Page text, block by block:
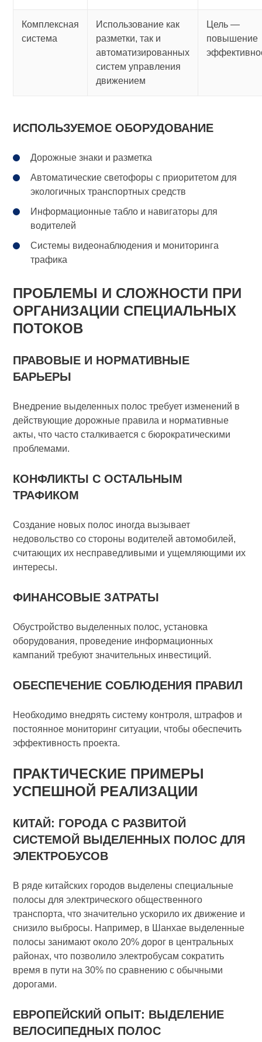
Комплексная
система
Использование как
разметки, так и
автоматизированных
систем управления
движением
Цель —
повышение
ИСПОЛЬЗУЕМОЕ ОБОРУДОВАНИЕ
Дорожные знаки и разметка
Автоматические светофоры с приоритетом для
экологичных транспортных средств
Информационные табло и навигаторы для
водителей
Системы видеонаблюдения и мониторинга
трафика
ПРОБЛЕМЫ И СЛОЖНОСТИ ПРИ
ОРГАНИЗАЦИИ СПЕЦИАЛЬНЫХ
ПОТОКОВ
ПРАВОВЫЕ И НОРМАТИВНЫЕ
БАРЬЕРЫ
Внедрение выделенных полос требует изменений в
действующие дорожные правила и нормативные
акты, что часто сталкивается с бюрократическими
проблемами.
КОНФЛИКТЫ С ОСТАЛЬНЫМ
ТРАФИКОМ
Создание новых полос иногда вызывает
недовольство со стороны водителей автомобилей,
считающих их несправедливыми и ущемляющими их
интересы.
ФИНАНСОВЫЕ ЗАТРАТЫ
Обустройство выделенных полос, установка
оборудования, проведение информационных
кампаний требуют значительных инвестиций.
ОБЕСПЕЧЕНИЕ СОБЛЮДЕНИЯ ПРАВИЛ
Необходимо внедрять систему контроля, штрафов и
постоянное мониторинг ситуации, чтобы обеспечить
эффективность проекта.
ПРАКТИЧЕСКИЕ ПРИМЕРЫ
УСПЕШНОЙ РЕАЛИЗАЦИИ
КИТАЙ: ГОРОДА С РАЗВИТОЙ
СИСТЕМОЙ ВЫДЕЛЕННЫХ ПОЛОС ДЛЯ
ЭЛЕКТРОБУСОВ
В ряде китайских городов выделены специальные
полосы для электрического общественного
транспорта, что значительно ускорило их движение и
снизило выбросы. Например, в Шанхае выделенные
полосы занимают около 20% дорог в центральных
районах, что позволило электробусам сократить
время в пути на 30% по сравнению с обычными
дорогами.
ЕВРОПЕЙСКИЙ ОПЫТ: ВЫДЕЛЕНИЕ
ВЕЛОСИПЕДНЫХ ПОЛОС